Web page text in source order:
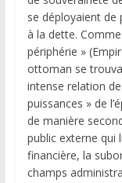
se déployaient de
à la dette.
périphérie »
ottoman se
intense relation
puissances » de
de manière
public externe qui
financière, la
champs